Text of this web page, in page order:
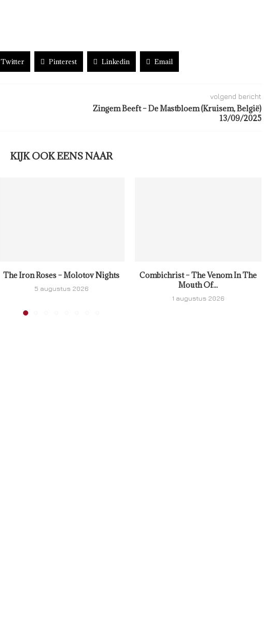
Twitter Pinterest Linkedin Email
volgend bericht
Zingem Beeft – De Mastbloem (Kruisem, België)
13/09/2025
KIJK OOK EENS NAAR
The Iron Roses – Molotov Nights
5 augustus 2026
Combichrist – The Venom In The
Mouth Of...
1 augustus 2026